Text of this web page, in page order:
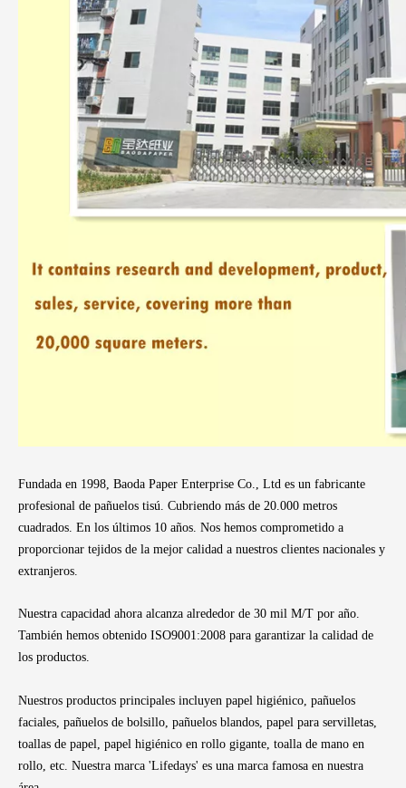
Fundada en 1998, Baoda Paper Enterprise Co., Ltd es un fabricante
profesional de pañuelos tisú. Cubriendo más de 20.000 metros
cuadrados. En los últimos 10 años. Nos hemos comprometido a
proporcionar tejidos de la mejor calidad a nuestros clientes nacionales y
extranjeros.
Nuestra capacidad ahora alcanza alrededor de 30 mil M/T por año.
También hemos obtenido ISO9001:2008 para garantizar la calidad de
los productos.
Nuestros productos principales incluyen papel higiénico, pañuelos
faciales, pañuelos de bolsillo, pañuelos blandos, papel para servilletas,
toallas de papel, papel higiénico en rollo gigante, toalla de mano en
rollo, etc. Nuestra marca 'Lifedays' es una marca famosa en nuestra